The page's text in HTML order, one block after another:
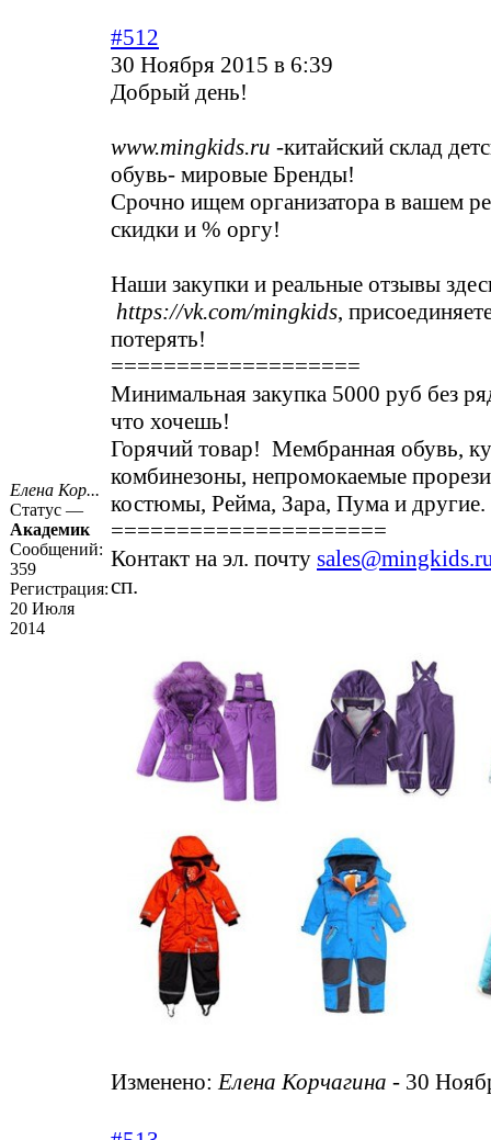
Елена Кор...
Статус —
Академик
Сообщений:
359
Регистрация:
20 Июля
2014
#512
30 Ноября 2015 в 6:39
Добрый день!
www.mingkids.ru -китайский склад
обувь- мировые Бренды!
Срочно ищем организатора в вашем
скидки и % оргу!
Наши закупки и реальные отзывы
https://vk.com/mingkids,
потерять!
===================
Минимальная закупка 5000 руб без
что хочешь!
Горячий товар! Мембранная обувь,
комбинезоны, непромокаемые
костюмы, Рейма, Зара, Пума и другие.
=====================
Контакт на эл. почту
сп.
Изменено:Елена Корчагина - 30